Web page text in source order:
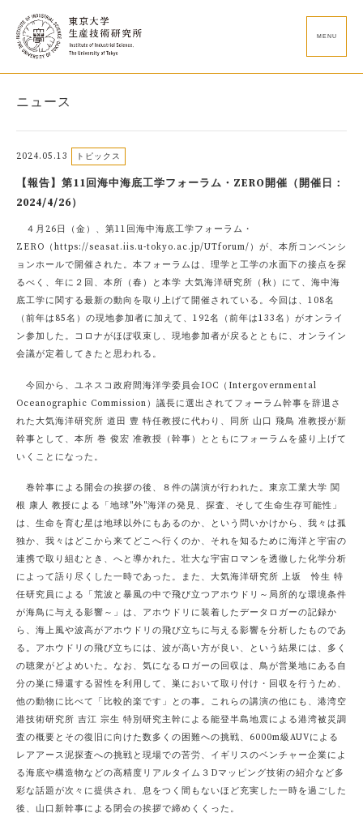
MENU
ニュース
2024.05.13 トピックス
【報告】第11回海中海底工学フォーラム・ZERO開催（開催日：
2024/4/26）
４月26日（金）、第11回海中海底工学フォーラム・
ZERO（https://seasat.iis.u-tokyo.ac.jp/UTforum/）が、本所コンベンシ
ョンホールで開催された。本フォーラムは、理学と工学の水面下の接点を探
るべく、年に２回、本所（春）と本学 大気海洋研究所（秋）にて、海中海
底工学に関する最新の動向を取り上げて開催されている。今回は、108名
（前年は85名）の現地参加者に加えて、192名（前年は133名）がオンライ
ン参加した。コロナがほぼ収束し、現地参加者が戻るとともに、オンライン
会議が定着してきたと思われる。
今回から、ユネスコ政府間海洋学委員会IOC（Intergovernmental
Oceanographic Commission）議長に選出されてフォーラム幹事を辞退さ
れた大気海洋研究所 道田 豊 特任教授に代わり、同所 山口 飛鳥 准教授が新
幹事として、本所 巻 俊宏 准教授（幹事）とともにフォーラムを盛り上げて
いくことになった。
巻幹事による開会の挨拶の後、８件の講演が行われた。東京工業大学 関
根 康人 教授による「地球"外"海洋の発見、探査、そして生命生存可能性」
は、生命を育む星は地球以外にもあるのか、という問いかけから、我々は孤
独か、我々はどこから来てどこへ行くのか、それを知るために海洋と宇宙の
連携で取り組むとき、へと導かれた。壮大な宇宙ロマンを透徹した化学分析
によって語り尽くした一時であった。また、大気海洋研究所 上坂 怜生 特
任研究員による「荒波と暴風の中で飛び立つアホウドリ～局所的な環境条件
が海鳥に与える影響～」は、アホウドリに装着したデータロガーの記録か
ら、海上風や波高がアホウドリの飛び立ちに与える影響を分析したものであ
る。アホウドリの飛び立ちには、波が高い方が良い、という結果には、多く
の聴衆がどよめいた。なお、気になるロガーの回収は、鳥が営巣地にある自
分の巣に帰還する習性を利用して、巣において取り付け・回収を行うため、
他の動物に比べて「比較的楽です」との事。これらの講演の他にも、港湾空
港技術研究所 吉江 宗生 特別研究主幹による能登半島地震による港湾被災調
査の概要とその復旧に向けた数多くの困難への挑戦、6000m級AUVによる
レアアース泥探査への挑戦と現場での苦労、イギリスのベンチャー企業によ
る海底や構造物などの高精度リアルタイム３Dマッピング技術の紹介など多
彩な話題が次々に提供され、息をつく間もないほど充実した一時を過ごした
後、山口新幹事による閉会の挨拶で締めくくった。